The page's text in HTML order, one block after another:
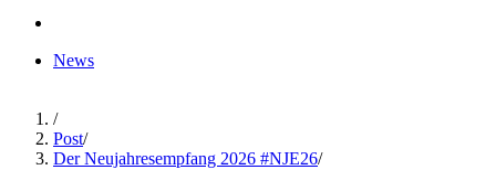
News
/
Post/
Der Neujahresempfang 2026 #NJE26/